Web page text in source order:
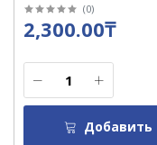
(0)
2,300.00₸
Добавить